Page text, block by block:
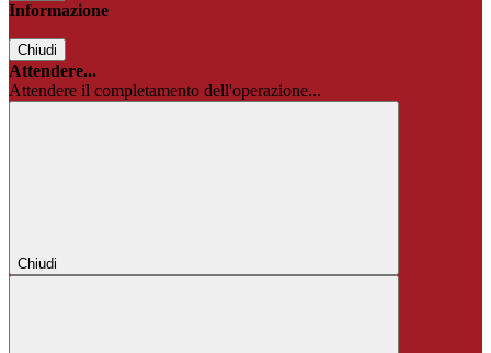
Informazione
Chiudi
Attendere...
Attendere il completamento dell'operazione...
Chiudi